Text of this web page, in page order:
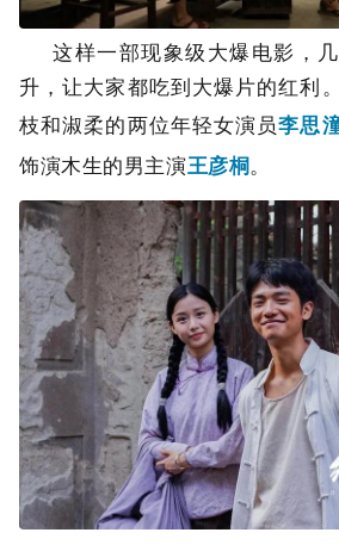
这样一部现象级大爆电影，
升，让大家都吃到大爆片的红利
枝和淑柔的两位年轻女演员李思
饰演木生的男主演王彦桐。